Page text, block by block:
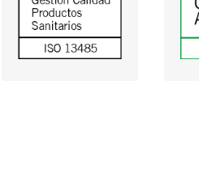
(descargar)